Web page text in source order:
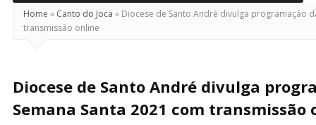
Home » Canto do Joca » Diocese de Santo André divulga programação
transmissão online
Diocese de Santo André divulga
Semana Santa 2021 com transmissão